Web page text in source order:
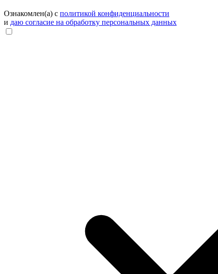
Ознакомлен(а) с политикой конфиденциальности
и даю согласие на обработку персональных данных